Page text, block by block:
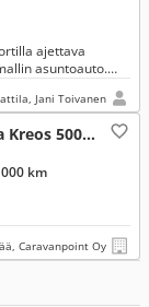
ajettava
asuntoauto.
Jani Toivanen
Laika KREOS L 5009 Laika Kreos 5009 , Fiat
km
Caravanpoint Oy